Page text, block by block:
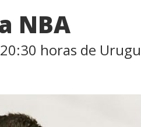
NBA
horas de